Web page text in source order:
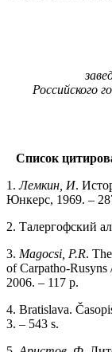
Российского
Список
1.Лемкин, И.
Юнкерс, 1969. –
2. Талергофский
3. Magocsi, P.R.
of Carpatho-Rusyns
2006. – 117 p.
4. Bratislava.
3. – 543 s.